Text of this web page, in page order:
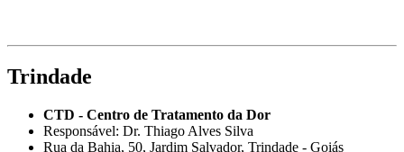
Trindade
CTD - Centro de Tratamento da Dor
Responsável: Dr. Thiago Alves Silva
Rua da Bahia, 50, Jardim Salvador, Trindade - Goiás